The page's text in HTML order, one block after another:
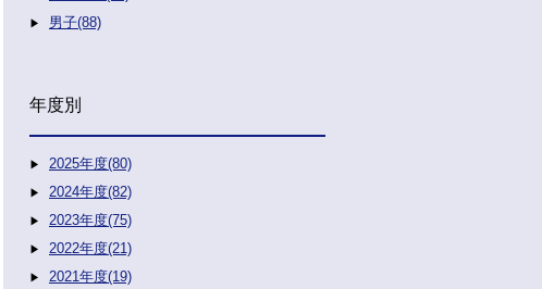
男子(88)
年度別
2025年度(80)
2024年度(82)
2023年度(75)
2022年度(21)
2021年度(19)